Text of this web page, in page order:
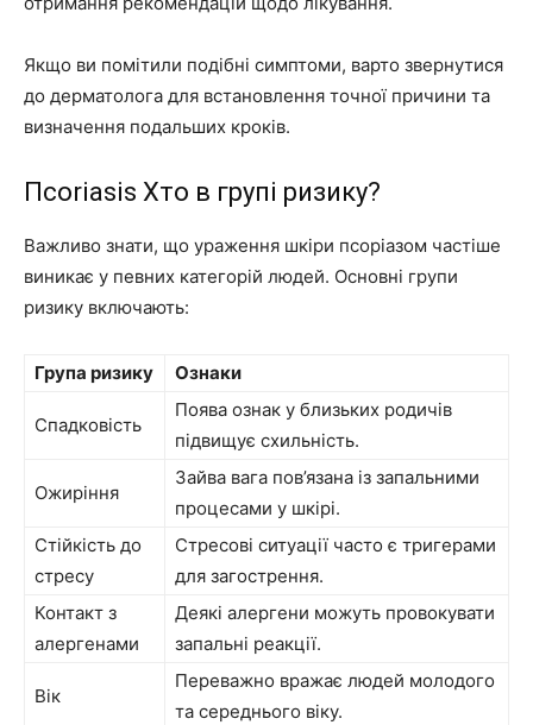
Якщо ви помітили подібні симптоми, варто звернутися
до дерматолога для встановлення точної причини та
визначення подальших кроків.
Псoriasis Хто в групі ризику?
Важливо знати, що ураження шкіри псоріазом частіше
виникає у певних категорій людей. Основні групи
ризику включають:
Група ризику Ознаки
Спадковість
Поява ознак у близьких родичів
підвищує схильність.
Ожиріння
Зайва вага пов’язана із запальними
процесами у шкірі.
Стійкість до
стресу
Стресові ситуації часто є тригерами
для загострення.
Контакт з
алергенами
Деякі алергени можуть провокувати
запальні реакції.
Вік
Переважно вражає людей молодого
та середнього віку.